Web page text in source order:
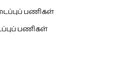
பணிகள்
பணிகள்